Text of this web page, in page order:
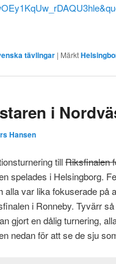
tävlingar | Märkt
i
Hansen
tillRiksfinalen
spelades i Helsingborg.
alla var lika fokuserade på
i Ronneby. Tyvärr
gjort en dålig turnering,
nedan för att se de sju